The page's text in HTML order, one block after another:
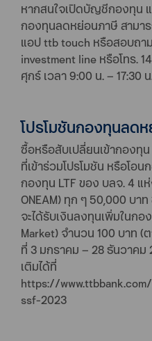
หากสนใจเปิดบัญชีกองทุน
กองทุนลดหย่อนภาษี สามา
แอป ttb touch หรือสอบถา
investment line หรือโทร.
ศุกร์ เวลา 9:00 น. – 17:30
โปรโมชันกองทุนลด
ซื้อหรือสับเปลี่ยนเข้ากองทุ
ที่เข้าร่วมโปรโมชัน หรือโอ
กองทุน LTF ของ บลจ. 4 แห่
ONEAM) ทุก ๆ 50,000 บา
จะได้รับเงินลงทุนเพิ่มในก
Market) จำนวน 100 บาท
ที่ 3 มกราคม – 28 ธันวาคม
เติมได้ที่
https://
ssf-2023